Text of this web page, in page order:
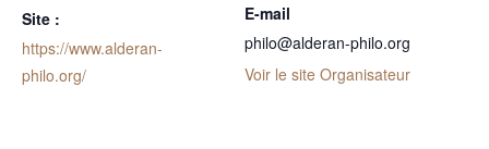
Site :
https://www.alderan-
philo.org/
E-mail
philo@alderan-philo.org
Voir le site Organisateur